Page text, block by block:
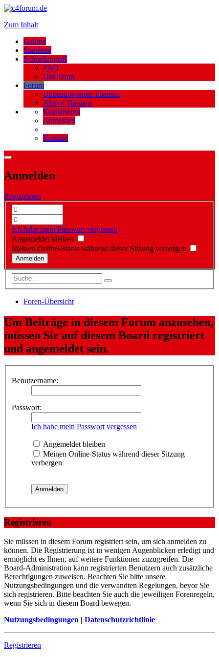
Zum Inhalt
Galerie
Startseite
Schnellzugriff
FAQ
Das Team
Forum
Unbeantwortete Themen
Aktive Themen
Registrieren
Anmelden
Kontakt
Anmelden
Registrieren
Ich habe mein Passwort vergessen
Angemeldet bleiben
Meinen Online-Status während dieser Sitzung verbergen
Foren-Übersicht
Um Beiträge in diesem Forum anzusehen,
müssen Sie auf diesem Board registriert
und angemeldet sein.
Benutzername:
Passwort:
Ich habe mein Passwort vergessen
Angemeldet bleiben
Meinen Online-Status während dieser Sitzung
verbergen
Registrieren
Sie müssen in diesem Forum registriert sein, um sich anmelden zu
können. Die Registrierung ist in wenigen Augenblicken erledigt und
ermöglicht es Ihnen, auf weitere Funktionen zuzugreifen. Die
Board-Administration kann registrierten Benutzern auch zusätzliche
Berechtigungen zuweisen. Beachten Sie bitte unsere
Nutzungsbedingungen und die verwandten Regelungen, bevor Sie
sich registrieren. Bitte beachten Sie auch die jeweiligen Forenregeln,
wenn Sie sich in diesem Board bewegen.
Nutzungsbedingungen | Datenschutzrichtlinie
Registrieren